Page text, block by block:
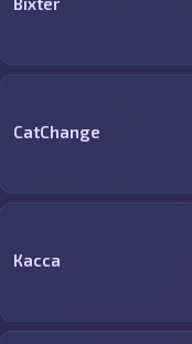
CatChange
Касса